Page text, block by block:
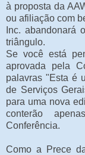
à proposta da
ou afiliação com
Inc.
triângulo.
Se você está
aprovada pela
palavras "Esta é
de Serviços
para uma nova
conterão
Conferência.
Como a Prece